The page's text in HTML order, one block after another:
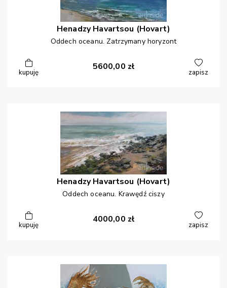
Henadzy Havartsou (Hovart)
Oddech oceanu. Zatrzymany horyzont
kupuję
5600,00 zł
zapisz
Henadzy Havartsou (Hovart)
Oddech oceanu. Krawędź ciszy
kupuję
4000,00 zł
zapisz